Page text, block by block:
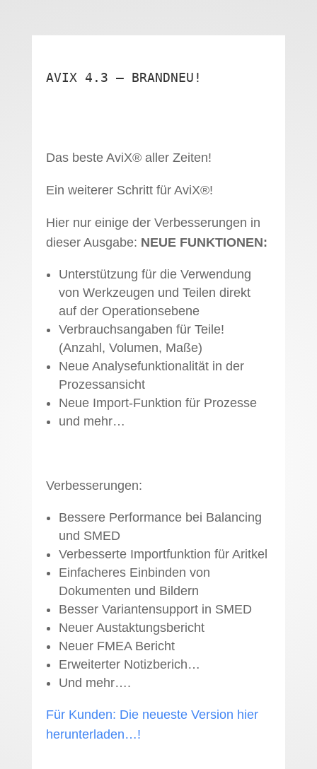
AVIX 4.3 – BRANDNEU!
Das beste AviX® aller Zeiten!
Ein weiterer Schritt für AviX®!
Hier nur einige der Verbesserungen in
dieser Ausgabe: NEUE FUNKTIONEN:
Unterstützung für die Verwendung
von Werkzeugen und Teilen direkt
auf der Operationsebene
Verbrauchsangaben für Teile!
(Anzahl, Volumen, Maße)
Neue Analysefunktionalität in der
Prozessansicht
Neue Import-Funktion für Prozesse
und mehr…
Verbesserungen:
Bessere Performance bei Balancing
und SMED
Verbesserte Importfunktion für Aritkel
Einfacheres Einbinden von
Dokumenten und Bildern
Besser Variantensupport in SMED
Neuer Austaktungsbericht
Neuer FMEA Bericht
Erweiterter Notizberich…
Und mehr….
Für Kunden: Die neueste Version hier
herunterladen…!